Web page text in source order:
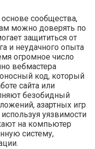
сообщества,
можно доверять по
защититься от
и неудачного опыта
огромное число
вебмастера
код, который
сайта или
безобидный
азартных игр
уязвимости
на компьютер
систему,